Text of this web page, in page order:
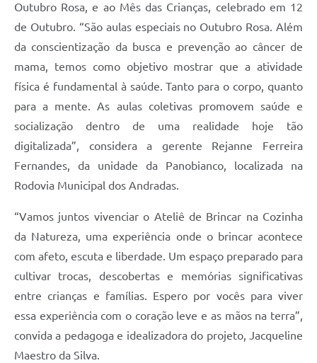
SIC
Contato
Outubro Rosa, e ao Mês das Crianças, celebrado em 12
de Outubro. “São aulas especiais no Outubro Rosa. Além
da conscientização da busca e prevenção ao câncer de
mama, temos como objetivo mostrar que a atividade
física é fundamental à saúde. Tanto para o corpo, quanto
para a mente. As aulas coletivas promovem saúde e
socialização dentro de uma realidade hoje tão
digitalizada”, considera a gerente Rejanne Ferreira
Fernandes, da unidade da Panobianco, localizada na
Rodovia Municipal dos Andradas.
“Vamos juntos vivenciar o Ateliê de Brincar na Cozinha
da Natureza, uma experiência onde o brincar acontece
com afeto, escuta e liberdade. Um espaço preparado para
cultivar trocas, descobertas e memórias significativas
entre crianças e famílias. Espero por vocês para viver
essa experiência com o coração leve e as mãos na terra”,
convida a pedagoga e idealizadora do projeto, Jacqueline
Maestro da Silva.